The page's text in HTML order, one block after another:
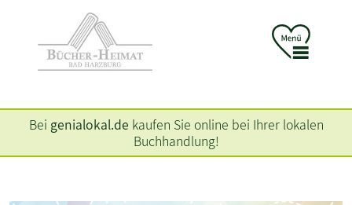
Bei genialokal.de kaufen Sie online bei Ihrer lokalen
Buchhandlung!